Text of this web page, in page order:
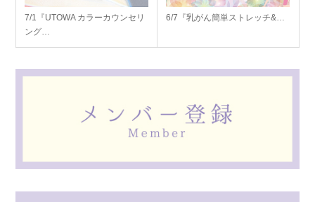
7/1『UTOWA カラーカウンセリ
ング…
6/7『乳がん簡単ストレッチ&…